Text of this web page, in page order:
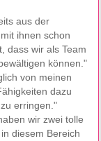
aus der
ihnen schon
dass wir als Team
können."
von meinen
dazu
erringen."
wir zwei tolle
diesem Bereich